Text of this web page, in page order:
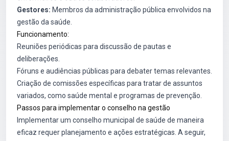
Gestores: Membros da administração pública envolvidos na
gestão da saúde.
Funcionamento:
Reuniões periódicas para discussão de pautas e
deliberações.
Fóruns e audiências públicas para debater temas relevantes.
Criação de comissões específicas para tratar de assuntos
variados, como saúde mental e programas de prevenção.
Passos para implementar o conselho na gestão
Implementar um conselho municipal de saúde de maneira
eficaz requer planejamento e ações estratégicas. A seguir,